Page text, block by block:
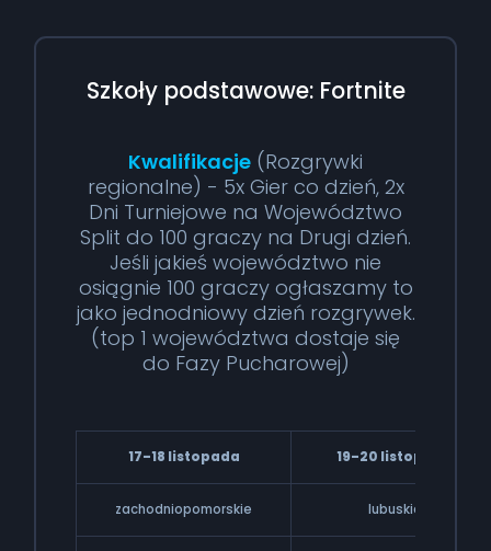
Szkoły podstawowe: Fortnite
Kwalifikacje (Rozgrywki
regionalne) - 5x Gier co dzień, 2x
Dni Turniejowe na Województwo
Split do 100 graczy na Drugi dzień.
Jeśli jakieś województwo nie
osiągnie 100 graczy ogłaszamy to
jako jednodniowy dzień rozgrywek.
(top 1 województwa dostaje się
do Fazy Pucharowej)
17–18 listopada 19–20 listopada
zachodniopomorskie lubuskie